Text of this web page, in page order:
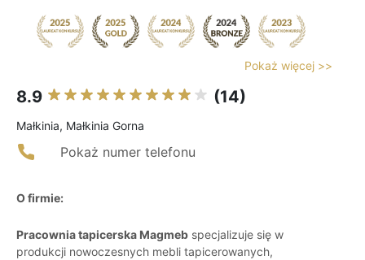
Pokaż więcej >>
8.9 (14)
Małkinia, Małkinia Gorna
Pokaż numer telefonu
O firmie:
Pracownia tapicerska Magmeb specjalizuje się w
produkcji nowoczesnych mebli tapicerowanych,